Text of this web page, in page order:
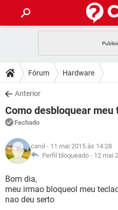
CELULAR
OUTLOOK
INSTAGRAM
GUIA DE COMPRAS
DICAS
JOGOS
OUTLOOK
INSTAGRAM
GUIA DE COMPRAS
DOWNLOADS
JOGOS
CELULAR
OUTLOOK
INSTAGRAM
GUIA DE COMPRAS
FÓRUM
JOGOS
CELULAR
INSTAGRAM
GLOSSÁRIO
JOGOS
CELULAR
OUTLOOK
Fórum Hardware
Anterior
Como desbloquear
Fechado
carol - 11 mai 2015 às 14:28
Perfil bloqueado - 12 mai
Bom dia,
meu irmao bloqueol meu
nao deu serto